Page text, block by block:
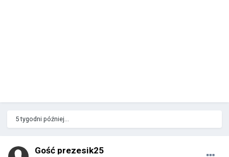
5 tygodni później...
Gość prezesik25